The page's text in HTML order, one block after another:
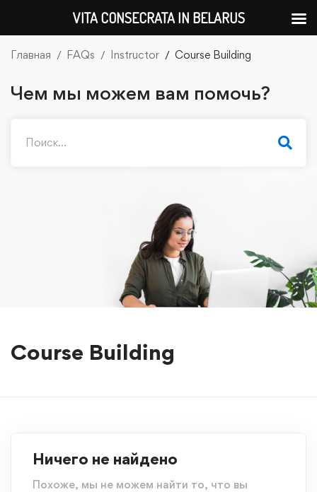
Главная FAQs Instructor Course Building
Чем мы можем вам помочь?
Course Building
Ничего не найдено
Похоже, мы не можем найти то, что вы
VITA CONSECRATA IN BELARUS